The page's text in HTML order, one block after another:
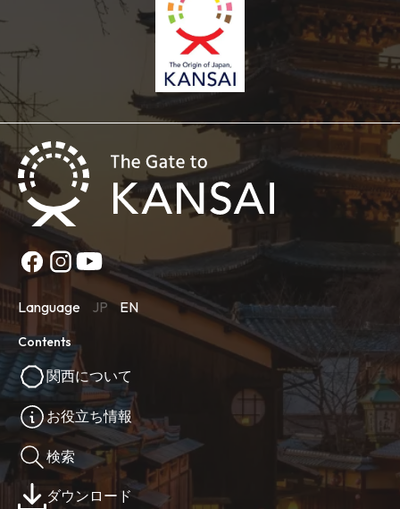
Language JP EN
Contents
関西について
お役立ち情報
検索
ダウンロード